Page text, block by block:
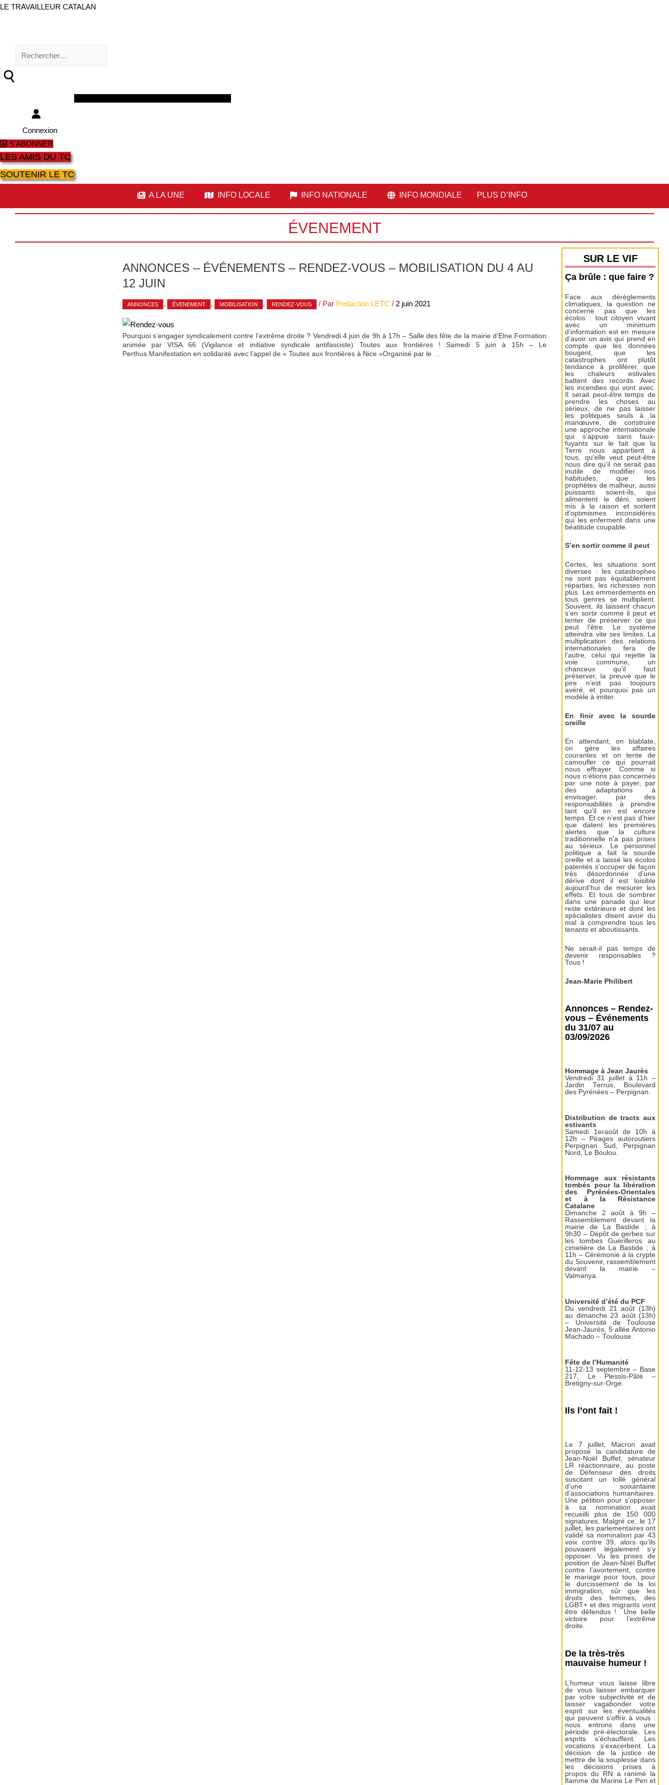
LE TRAVAILLEUR CATALAN
Rechercher :
Connexion
S'ABONNER
LES AMIS DU TC
SOUTENIR LE TC
A LA UNE INFO LOCALE INFO NATIONALE INFO MONDIALE PLUS D’INFO
ÉVENEMENT
ANNONCES – ÉVÉNEMENTS – RENDEZ-VOUS – MOBILISATION DU 4 AU
12 JUIN
ANNONCES , ÉVENEMENT , MOBILISATION , RENDEZ-VOUS / Par Redaction LETC / 2 juin 2021
Pourquoi s’engager syndicalement contre l’extrême droite ? Vendredi 4 juin de 9h à 17h – Salle des fête de la mairie d’Elne.Formation
animée par VISA 66 (Vigilance et initiative syndicale antifasciste) Toutes aux frontières ! Samedi 5 juin à 15h – Le
Perthus.Manifestation en solidarité avec l’appel de « Toutes aux frontières à Nice »Organisé par le …
SUR LE VIF
Ça brûle : que faire ?
Face aux dérèglements
climatiques, la question ne
concerne pas que les
écolos : tout citoyen vivant
avec un minimum
d’information est en mesure
d’avoir un avis qui prend en
compte que les données
bougent, que les
catastrophes ont plutôt
tendance à proliférer, que
les chaleurs estivales
battent des records. Avec
les incendies qui vont avec.
Il serait peut-être temps de
prendre les choses au
sérieux, de ne pas laisser
les politiques seuls à la
manœuvre, de construire
une approche internationale
qui s’appuie sans faux-
fuyants sur le fait que la
Terre nous appartient à
tous, qu’elle veut peut-être
nous dire qu’il ne serait pas
inutile de modifier nos
habitudes, que les
prophètes de malheur, aussi
puissants soient-ils, qui
alimentent le déni, soient
mis à la raison et sortent
d’optimismes inconsidérés
qui les enferment dans une
béatitude coupable.
S’en sortir comme il peut
Certes, les situations sont
diverses : les catastrophes
ne sont pas équitablement
réparties, les richesses non
plus. Les emmerdements en
tous genres se multiplient.
Souvent, ils laissent chacun
s’en sortir comme il peut et
tenter de préserver ce qui
peut l’être. Le système
atteindra vite ses limites. La
multiplication des relations
internationales fera de
l’autre, celui qui rejette la
voie commune, un
chanceux qu’il faut
préserver, la preuve que le
pire n’est pas toujours
avéré, et pourquoi pas un
modèle à imiter.
En finir avec la sourde
oreille
En attendant, on blablate,
on gère les affaires
courantes et on tente de
camoufler ce qui pourrait
nous effrayer. Comme si
nous n’étions pas concernés
par une note à payer, par
des adaptations à
envisager, par des
responsabilités à prendre
tant qu’il en est encore
temps. Et ce n’est pas d’hier
que datent les premières
alertes que la culture
traditionnelle n’a pas prises
au sérieux. Le personnel
politique a fait la sourde
oreille et a laissé les écolos
patentés s’occuper de façon
très désordonnée d’une
dérive dont il est loisible
aujourd’hui de mesurer les
effets. Et tous de sombrer
dans une panade qui leur
reste extérieure et dont les
spécialistes disent avoir du
mal à comprendre tous les
tenants et aboutissants.
Ne serait-il pas temps de
devenir responsables ?
Tous !
Jean-Marie Philibert
Annonces – Rendez-
vous – Événements
du 31/07 au
03/09/2026
Hommage à Jean Jaurès
Vendredi 31 juillet à 11h –
Jardin Terrus, Boulevard
des Pyrénées – Perpignan.
Distribution de tracts aux
estivants
Samedi 1eraoût de 10h à
12h – Péages autoroutiers
Perpignan Sud, Perpignan
Nord, Le Boulou.
Hommage aux résistants
tombés pour la libération
des Pyrénées-Orientales
et à la Résistance
Catalane
Dimanche 2 août à 9h –
Rassemblement devant la
mairie de La Bastide ; à
9h30 – Dépôt de gerbes sur
les tombes Guérilleros au
cimetière de La Bastide ; à
11h – Cérémonie à la crypte
du Souvenir, rassemblement
devant la mairie –
Valmanya.
Université d’été du PCF
Du vendredi 21 août (13h)
au dimanche 23 août (13h)
– Université de Toulouse
Jean-Jaurès, 5 allée Antonio
Machado – Toulouse.
Fête de l’Humanité
11-12-13 septembre – Base
217, Le Plessis-Pâté –
Bretigny-sur-Orge.
Ils l’ont fait !
Le 7 juillet, Macron avait
proposé la candidature de
Jean-Noël Buffet, sénateur
LR réactionnaire, au poste
de Défenseur des droits
suscitant un tollé général
d’une soixantaine
d’associations humanitaires.
Une pétition pour s’opposer
à sa nomination avait
recueilli plus de 150 000
signatures. Malgré ce, le 17
juillet, les parlementaires ont
validé sa nomination par 43
voix contre 39, alors qu’ils
pouvaient légalement s’y
opposer. Vu les prises de
position de Jean-Noël Buffet
contre l’avortement, contre
le mariage pour tous, pour
le durcissement de la loi
immigration, sûr que les
droits des femmes, des
LGBT+ et des migrants vont
être défendus ! Une belle
victoire pour l’extrême
droite.
De la très-très
mauvaise humeur !
L’humeur vous laisse libre
de vous laisser embarquer
par votre subjectivité et de
laisser vagabonder votre
esprit sur les éventualités
qui peuvent s’offrir à vous :
nous entrons dans une
période pré-électorale. Les
esprits s’échauffent. Les
vocations s’exacerbent. La
décision de la justice de
mettre de la souplesse dans
les décisions prises à
propos du RN a ranimé la
flamme de Marine Le Pen et